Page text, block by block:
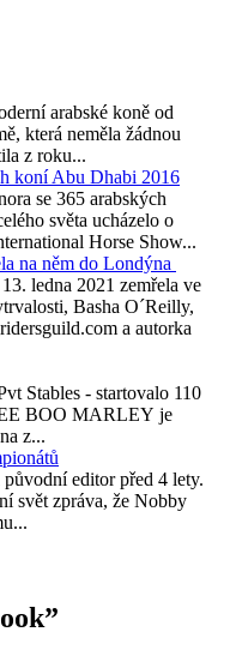
arabské koně od
která neměla žádnou
z roku...
koní Abu Dhabi 2016
se 365 arabských
světa ucházelo o
Horse Show...
na něm do Londýna
ledna 2021 zemřela ve
Basha O´Reilly,
a autorka
Stables - startovalo 110
BOO MARLEY je
z...
původní editor před 4 lety.
svět zpráva, že Nobby